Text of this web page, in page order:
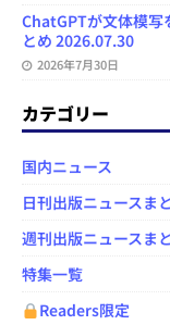
ChatGPTが文体模写
とめ 2026.07.30
2026年7月30日
カテゴリー
国内ニュース
日刊出版ニュースま
週刊出版ニュースま
特集一覧
Readers限定